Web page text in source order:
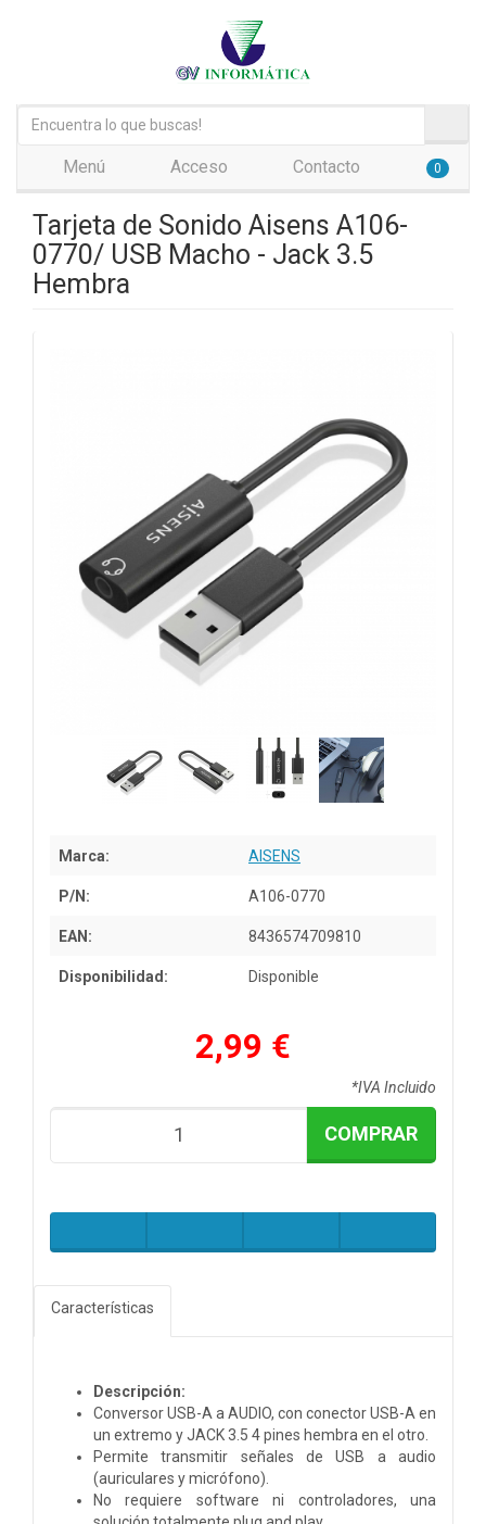
Menú Acceso Contacto 0
Tarjeta de Sonido Aisens A106-
0770/ USB Macho - Jack 3.5
Hembra
Marca: AISENS
P/N: A106-0770
EAN: 8436574709810
Disponibilidad: Disponible
2,99 €
*IVA Incluido
COMPRAR
Características
Descripción:
Conversor USB-A a AUDIO, con conector USB-A en
un extremo y JACK 3.5 4 pines hembra en el otro.
Permite transmitir señales de USB a audio
(auriculares y micrófono).
No requiere software ni controladores, una